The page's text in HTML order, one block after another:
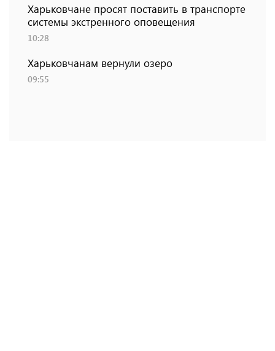
Харьковчане просят поставить в транспорте
системы экстренного оповещения
10:28
Харьковчанам вернули озеро
09:55